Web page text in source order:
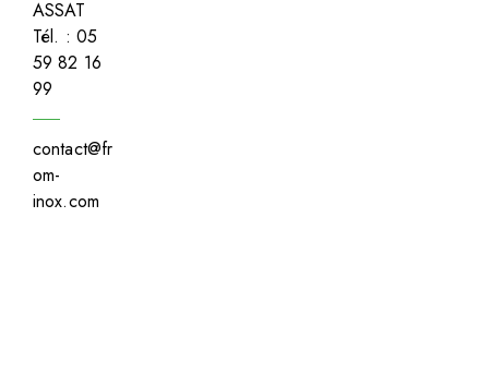
ASSAT
Tél. : 05
59 82 16
99
contact@fr
om-
inox.com